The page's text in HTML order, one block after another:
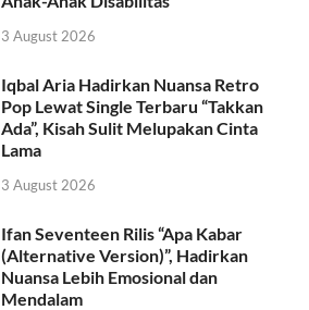
3 August 2026
Iqbal Aria Hadirkan Nuansa Retro
Pop Lewat Single Terbaru “Takkan
Ada”, Kisah Sulit Melupakan Cinta
Lama
3 August 2026
Ifan Seventeen Rilis “Apa Kabar
(Alternative Version)”, Hadirkan
Nuansa Lebih Emosional dan
Mendalam